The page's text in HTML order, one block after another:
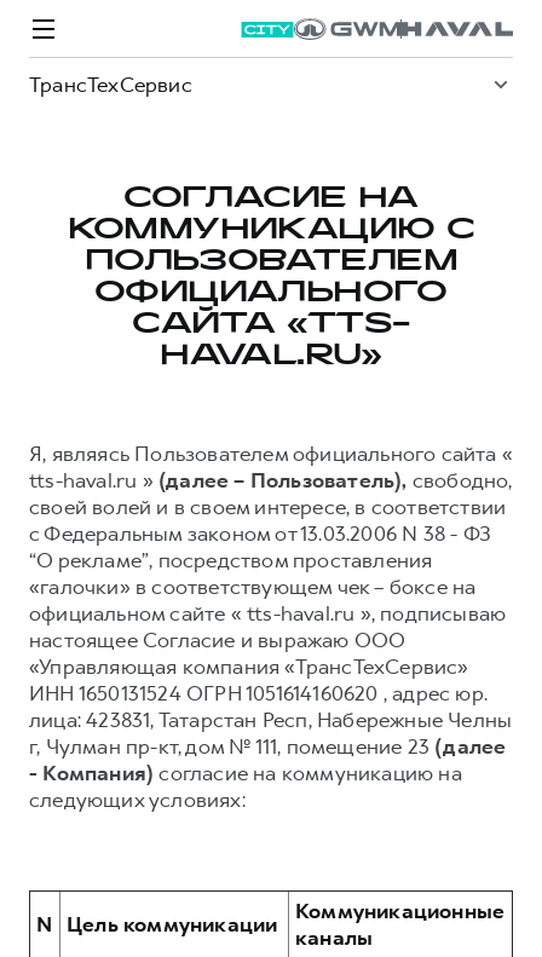
ТрансТехСервис
Модели
M6
от 2 049 000 ₽
JOLION
от 2 049 000 ₽
DARGO
от 3 199 000 ₽
DARGO X
от 3 499 000 ₽
Покупателям
ВЫБОР И ПОКУПКА
Аксессуары HAVAL
Каталоги и прайс-листы
Программа «HAVAL Защита+»
Тест-драйв
Трейд-ин
КРЕДИТ И СТРАХОВАНИЕ
Кредитный калькулятор
Страхование
Кредит
КОРПОРАТИВНЫМ КЛИЕНТАМ
Для малого бизнеса
Владельцам
Моторное масло
Стоимость ТО
СЕРВИСНОЕ ОБСЛУЖИВАНИЕ
Нулевое ТО
Программа «Помощь на дороге»
Регламенты технического обслуживания
Электронный ПТС
ПОДДЕРЖКА
Гарантия HAVAL
Мобильное приложение GWM
Спецпредложения
СПЕЦПРЕДЛОЖЕНИЯ
О дилере
БРЕНД HAVAL
О GWM
ИНФОРМАЦИЯ О ДИЛЕРЕ
О дилере
Наша команда
Контакты
СОГЛАСИЕ НА
КОММУНИКАЦИЮ С
ПОЛЬЗОВАТЕЛЕМ
ОФИЦИАЛЬНОГО
САЙТА «TTS-
HAVAL.RU»
Я, являясь Пользователем официального сайта «
tts-haval.ru » (далее – Пользователь), свободно,
своей волей и в своем интересе, в соответствии
с Федеральным законом от 13.03.2006 N 38 - ФЗ
“О рекламе”, посредством проставления
«галочки» в соответствующем чек – боксе на
официальном сайте « tts-haval.ru », подписываю
настоящее Согласие и выражаю ООО
«Управляющая компания «ТрансТехСервис»
ИНН 1650131524 ОГРН 1051614160620 , адрес юр.
лица: 423831, Татарстан Респ, Набережные Челны
г, Чулман пр-кт, дом № 111, помещение 23 (далее
- Компания) согласие на коммуникацию на
следующих условиях:
N Цель коммуникации
Коммуникационные
каналы